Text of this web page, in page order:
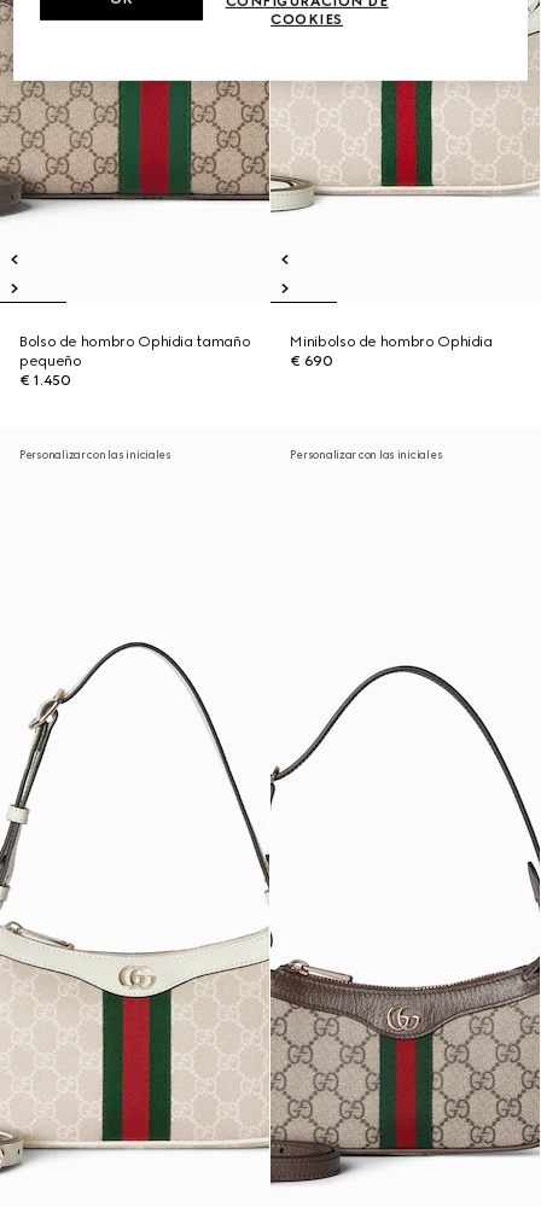
Bolso de hombro Ophidia tamaño
pequeño
€ 1.450
Minibolso de hombro Ophidia
€ 690
Personalizar con las iniciales Personalizar con las iniciales
COOKIES